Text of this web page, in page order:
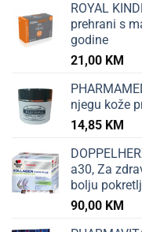
ROYAL
prehrani s
godine
21,00 KM
njegu kože
14,85 KM
a30, Za
bolju
90,00 KM